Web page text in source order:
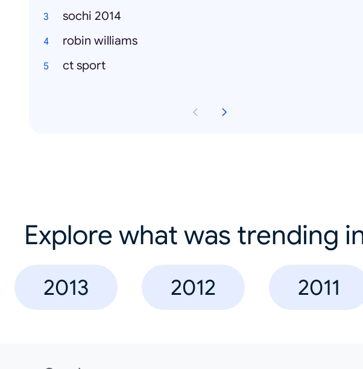
sochi 2014
robin williams
ct sport
Explore what was trending
2013 2012 2011